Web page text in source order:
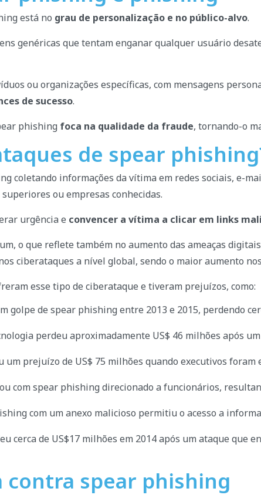
está no grau de personalização e no público-alvo.
genéricas que tentam enganar qualquer usuário
ou organizações específicas, com mensagens
de sucesso.
phishing foca na qualidade da fraude, tornando-o
de spear
coletando informações da vítima em redes sociais, e-
ou empresas conhecidas.
urgência e convencer a vítima a clicar em links
o que reflete também no aumento das ameaças
ciberataques a nível global, sendo o maior aumento
esse tipo de ciberataque e tiveram prejuízos, como:
golpe de spear phishing entre 2013 e 2015, perdendo
perdeu aproximadamente US$ 46 milhões após
um prejuízo de US$ 75 milhões quando executivos
com spear phishing direcionado a funcionários,
com um anexo malicioso permitiu o acesso a
cerca de US$17 milhões em 2014 após um ataque
contra spear phishing